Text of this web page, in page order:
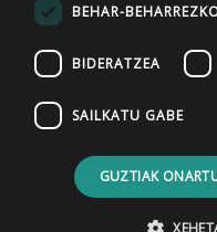
ARAUAK
BEHAR-
BIDERATZEA
SAILKATU GABE
GUZTIAK